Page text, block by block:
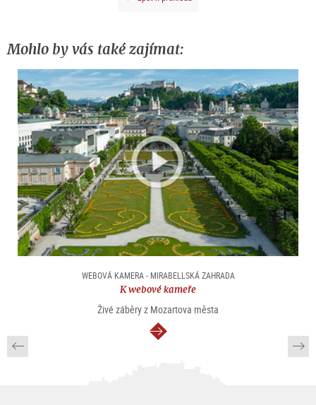
Mohlo by vás také zajímat:
WEBOVÁ KAMERA - MIRABELLSKÁ ZAHRADA
K webové kameře
Živé záběry z Mozartova města
continue